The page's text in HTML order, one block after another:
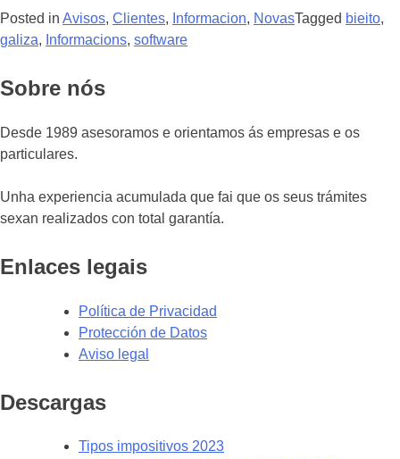
Posted in Avisos, Clientes, Informacion, NovasTagged bieito,
galiza, Informacions, software
Sobre nós
Desde 1989 asesoramos e orientamos ás empresas e os
particulares.
Unha experiencia acumulada que fai que os seus trámites
sexan realizados con total garantía.
Enlaces legais
Política de Privacidad
Protección de Datos
Aviso legal
Descargas
Tipos impositivos 2023